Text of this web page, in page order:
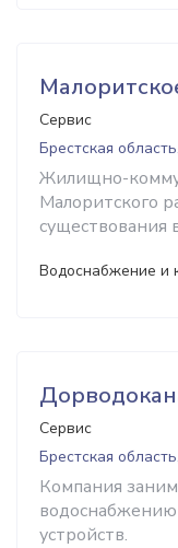
Сервис
Брестская
Жилищно-
Малоритского
существования
Водоснабжение и
Сервис
Брестская
Компания
устройств.